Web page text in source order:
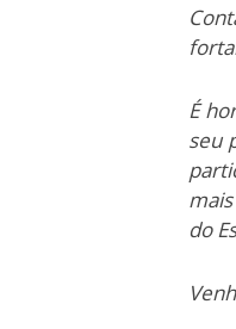
É
seu
do